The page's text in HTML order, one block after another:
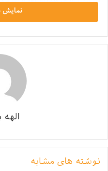
خانگی مینیاتوری یا هر
است که برای طبیعت ایجاد
3 فرار مکرر پت
4
انتقال بیماری
نمایش
نوشته های مشابه